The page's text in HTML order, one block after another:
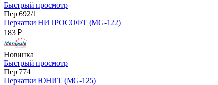
Быстрый просмотр
Пер 692/1
Перчатки НИТРОСОФТ (MG-122)
183 ₽
Новинка
Быстрый просмотр
Пер 774
Перчатки ЮНИТ (MG-125)